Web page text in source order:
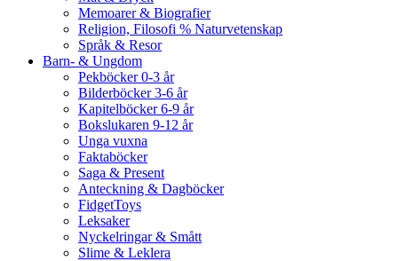
Memoarer & Biografier
Religion, Filosofi % Naturvetenskap
Språk & Resor
Barn- & Ungdom
Pekböcker 0-3 år
Bilderböcker 3-6 år
Kapitelböcker 6-9 år
Bokslukaren 9-12 år
Unga vuxna
Faktaböcker
Saga & Present
Anteckning & Dagböcker
FidgetToys
Leksaker
Nyckelringar & Smått
Slime & Leklera